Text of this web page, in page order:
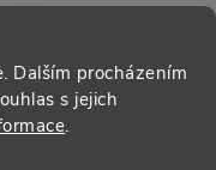
Dalším procházením
s jejich
.
vyhrazena.